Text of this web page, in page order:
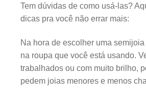
Tem dúvidas de como usá-las?
dicas pra você não errar mais:
Na hora de escolher uma
na roupa que você está usando.
trabalhados ou com muito brilho,
pedem joias menores e menos